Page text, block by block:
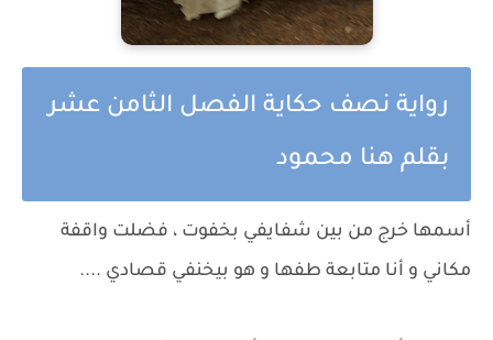
رواية نصف حكاية الفصل الثامن عشر
بقلم هنا محمود
أسمها خرج من بين شفايفي بخفوت ، فضلت واقفة
مكاني و أنا متابعة طفها و هو بيخنفي قصادي ....